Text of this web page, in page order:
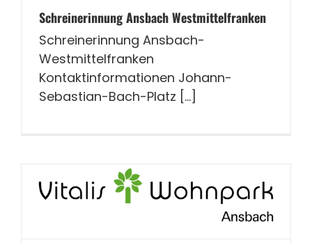
Schreinerinnung Ansbach Westmittelfranken
Schreinerinnung Ansbach-
Westmittelfranken
Kontaktinformationen Johann-
Sebastian-Bach-Platz [...]